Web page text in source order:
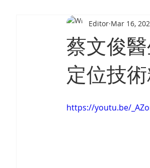
蔡文俊
定位技
Editor Mar 16,
https://youtu.be/